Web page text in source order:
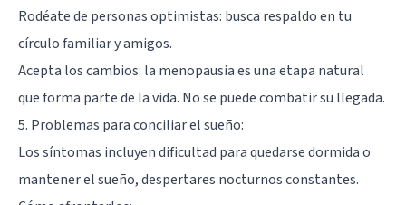
Rodéate de personas optimistas: busca respaldo en tu
círculo familiar y amigos.
Acepta los cambios: la menopausia es una etapa natural
que forma parte de la vida. No se puede combatir su llegada.
5. Problemas para conciliar el sueño:
Los síntomas incluyen dificultad para quedarse dormida o
mantener el sueño, despertares nocturnos constantes.